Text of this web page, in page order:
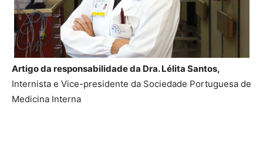
Artigo da responsabilidade da Dra. Lélita Santos,
Internista e Vice-presidente da Sociedade Portuguesa de
Medicina Interna